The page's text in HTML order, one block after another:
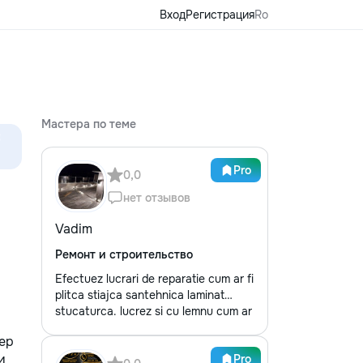
ВходРегистрацияRo
Мастера по теме
Pro
0,0
нет отзывов
Vadim
Ремонт и строительство
Efectuez lucrari de reparatie cum ar fi
plitca stiajca santehnica laminat
stucaturca. lucrez si cu lemnu cum ar
Pro